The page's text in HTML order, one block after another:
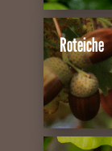
Roteiche